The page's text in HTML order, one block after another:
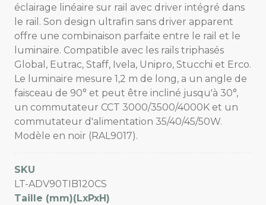
éclairage linéaire sur rail avec driver intégré dans
le rail. Son design ultrafin sans driver apparent
offre une combinaison parfaite entre le rail et le
luminaire. Compatible avec les rails triphasés
Global, Eutrac, Staff, Ivela, Unipro, Stucchi et Erco.
Le luminaire mesure 1,2 m de long, a un angle de
faisceau de 90° et peut être incliné jusqu'à 30°,
un commutateur CCT 3000/3500/4000K et un
commutateur d'alimentation 35/40/45/50W.
Modèle en noir (RAL9017).
SKU
LT-ADV90TIB120CS
Taille (mm)(LxPxH)